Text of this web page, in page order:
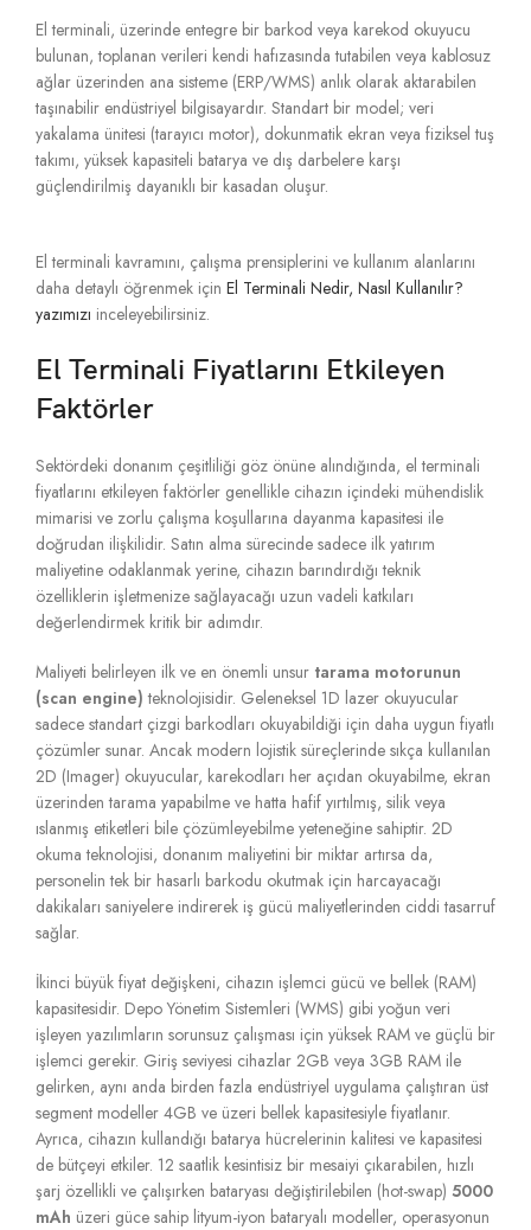
El terminali, üzerinde entegre bir barkod veya karekod okuyucu
bulunan, toplanan verileri kendi hafızasında tutabilen veya kablosuz
ağlar üzerinden ana sisteme (ERP/WMS) anlık olarak aktarabilen
taşınabilir endüstriyel bilgisayardır. Standart bir model; veri
yakalama ünitesi (tarayıcı motor), dokunmatik ekran veya fiziksel tuş
takımı, yüksek kapasiteli batarya ve dış darbelere karşı
güçlendirilmiş dayanıklı bir kasadan oluşur.
El terminali kavramını, çalışma prensiplerini ve kullanım alanlarını
daha detaylı öğrenmek için El Terminali Nedir, Nasıl Kullanılır?
yazımızı inceleyebilirsiniz.
El Terminali Fiyatlarını Etkileyen
Faktörler
Sektördeki donanım çeşitliliği göz önüne alındığında, el terminali
fiyatlarını etkileyen faktörler genellikle cihazın içindeki mühendislik
mimarisi ve zorlu çalışma koşullarına dayanma kapasitesi ile
doğrudan ilişkilidir. Satın alma sürecinde sadece ilk yatırım
maliyetine odaklanmak yerine, cihazın barındırdığı teknik
özelliklerin işletmenize sağlayacağı uzun vadeli katkıları
değerlendirmek kritik bir adımdır.
Maliyeti belirleyen ilk ve en önemli unsur tarama motorunun
(scan engine) teknolojisidir. Geleneksel 1D lazer okuyucular
sadece standart çizgi barkodları okuyabildiği için daha uygun fiyatlı
çözümler sunar. Ancak modern lojistik süreçlerinde sıkça kullanılan
2D (Imager) okuyucular, karekodları her açıdan okuyabilme, ekran
üzerinden tarama yapabilme ve hatta hafif yırtılmış, silik veya
ıslanmış etiketleri bile çözümleyebilme yeteneğine sahiptir. 2D
okuma teknolojisi, donanım maliyetini bir miktar artırsa da,
personelin tek bir hasarlı barkodu okutmak için harcayacağı
dakikaları saniyelere indirerek iş gücü maliyetlerinden ciddi tasarruf
sağlar.
İkinci büyük fiyat değişkeni, cihazın işlemci gücü ve bellek (RAM)
kapasitesidir. Depo Yönetim Sistemleri (WMS) gibi yoğun veri
işleyen yazılımların sorunsuz çalışması için yüksek RAM ve güçlü bir
işlemci gerekir. Giriş seviyesi cihazlar 2GB veya 3GB RAM ile
gelirken, aynı anda birden fazla endüstriyel uygulama çalıştıran üst
segment modeller 4GB ve üzeri bellek kapasitesiyle fiyatlanır.
Ayrıca, cihazın kullandığı batarya hücrelerinin kalitesi ve kapasitesi
de bütçeyi etkiler. 12 saatlik kesintisiz bir mesaiyi çıkarabilen, hızlı
şarj özellikli ve çalışırken bataryası değiştirilebilen (hot-swap) 5000
mAh üzeri güce sahip lityum-iyon bataryalı modeller, operasyonun